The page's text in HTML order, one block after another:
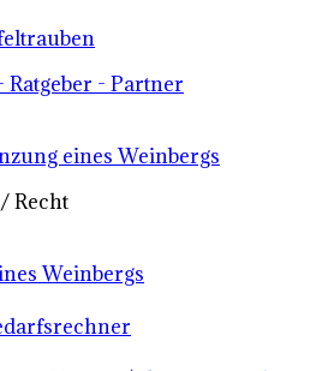
- Partner
eines Weinbergs
Recht
Weinbergs